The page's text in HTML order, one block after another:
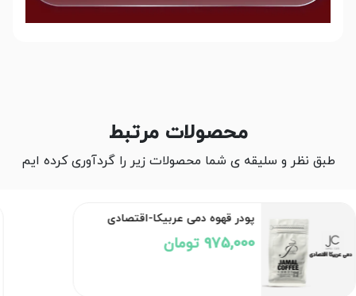
محصولات مرتبط
طبق نظر و سلیقه ی شما محصولات زیر را گردآوری کرده ایم
پودر قهوه دمی عربیکا-اقتصادی
975,000 تومان